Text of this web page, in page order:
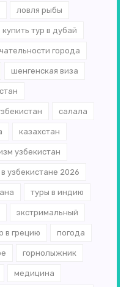
ловля рыбы
купить тур в дубай
города
шенгенская виза
салала
казахстан
узбекистан
узбекистане 2026
туры в индию
экстримальный
в грецию погода
горнолыжник
медицина